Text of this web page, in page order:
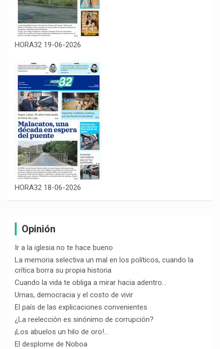
HORA32 19-06-2026
HORA32 18-06-2026
Opinión
Ir a la iglesia no te hace bueno
La memoria selectiva un mal en los políticos, cuando la
crítica borra su propia historia
Cuando la vida te obliga a mirar hacia adentro…
Urnas, democracia y el costo de vivir
El país de las explicaciones convenientes
¿La reelección es sinónimo de corrupción?
¡Los abuelos un hilo de oro!…
El desplome de Noboa